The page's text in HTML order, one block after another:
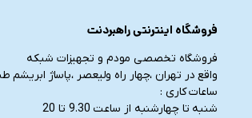
فروشگاه اینترنتی راهبردنت
فروشگاه تخصصی مودم و تجهیزات شبکه
واقع در تهران ،چهار راه ولیعصر ،پاساژ ابریشم طبقه همکف
ساعات کاری :
شنبه تا چهارشنبه از ساعت 9.30 تا 20